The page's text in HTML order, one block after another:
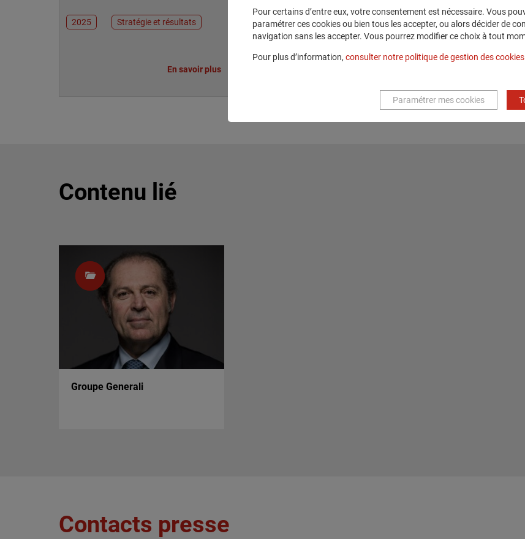
2025 Stratégie et résultats
En savoir plus
Contenu lié
Groupe Generali
Contacts presse
Pour certains d’entre eux, votre consentement est nécessaire. Vous
paramétrer ces cookies ou bien tous les accepter, ou alors décider de
navigation sans les accepter. Vous pourrez modifier ce choix à tout
Pour plus d’information, consulter notre politique de gestion des cookies
Paramétrer mes cookies